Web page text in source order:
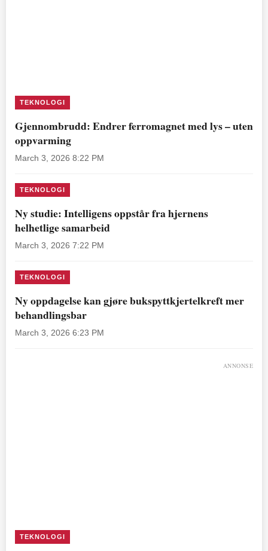
TEKNOLOGI
Gjennombrudd: Endrer ferromagnet med lys – uten
oppvarming
March 3, 2026 8:22 PM
TEKNOLOGI
Ny studie: Intelligens oppstår fra hjernens
helhetlige samarbeid
March 3, 2026 7:22 PM
TEKNOLOGI
Ny oppdagelse kan gjøre bukspyttkjertelkreft mer
behandlingsbar
March 3, 2026 6:23 PM
ANNONSE
TEKNOLOGI